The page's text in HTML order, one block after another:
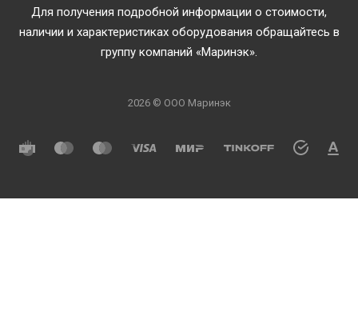
Для получения подробной информации о стоимости,
наличии и характеристиках оборудования обращайтесь в
группу компаний «Маринэк».
2026 © ООО Маринэк